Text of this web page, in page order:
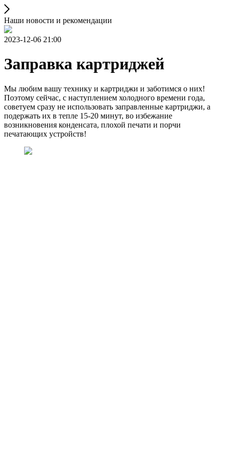
Наши новости и рекомендации
2023-12-06 21:00
Заправка картриджей
Мы любим вашу технику и картриджи и заботимся о них!
Поэтому сейчас, с наступлением холодного времени года,
советуем сразу не использовать заправленные картриджи, а
подержать их в тепле 15-20 минут, во избежание
возникновения конденсата, плохой печати и порчи
печатающих устройств!